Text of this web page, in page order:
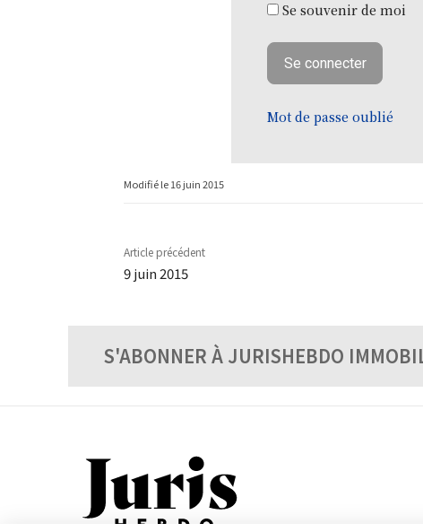
Se souvenir de moi
Mot de passe oublié
Modifié le16 juin 2015
Article précédent
9 juin 2015
S'ABONNER À JURISHEBDO